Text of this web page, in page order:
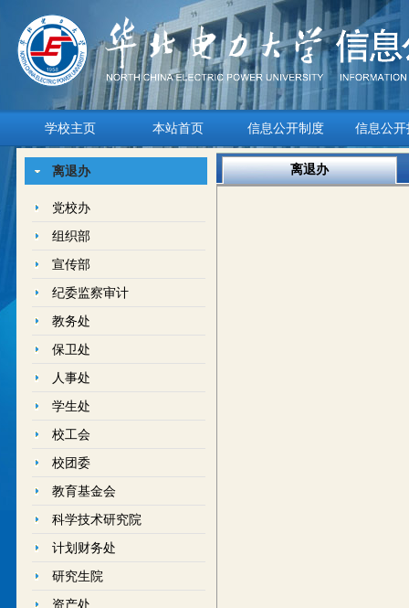
学校主页 本站首页 信息公开制度 信息公开
离退办
党校办
组织部
宣传部
纪委监察审计
教务处
保卫处
人事处
学生处
校工会
校团委
教育基金会
科学技术研究院
计划财务处
研究生院
资产处
离退办